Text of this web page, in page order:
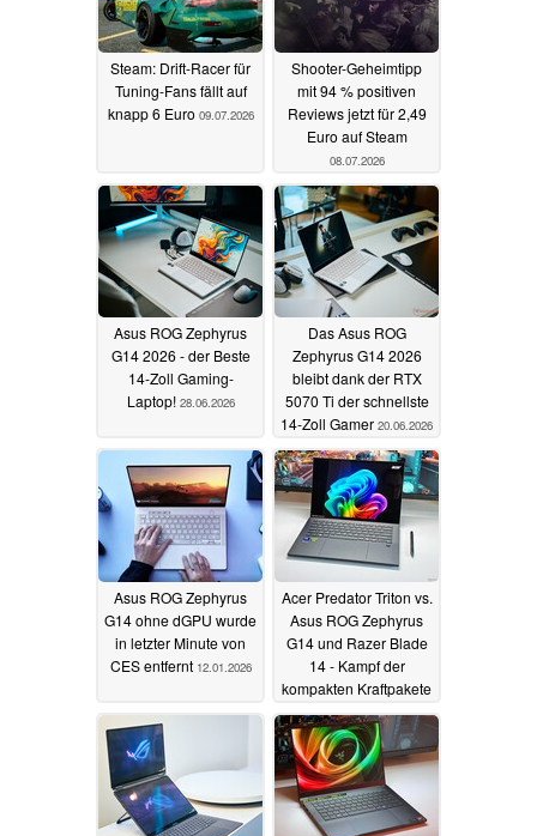
Steam: Drift-Racer für
Tuning-Fans fällt auf
knapp 6 Euro 09.07.2026
Shooter-Geheimtipp
mit 94 % positiven
Reviews jetzt für 2,49
Euro auf Steam
08.07.2026
Asus ROG Zephyrus
G14 2026 - der Beste
14-Zoll Gaming-
Laptop! 28.06.2026
Das Asus ROG
Zephyrus G14 2026
bleibt dank der RTX
5070 Ti der schnellste
14-Zoll Gamer 20.06.2026
Asus ROG Zephyrus
G14 ohne dGPU wurde
in letzter Minute von
CES entfernt 12.01.2026
Acer Predator Triton vs.
Asus ROG Zephyrus
G14 und Razer Blade
14 - Kampf der
kompakten Kraftpakete
09.01.2026